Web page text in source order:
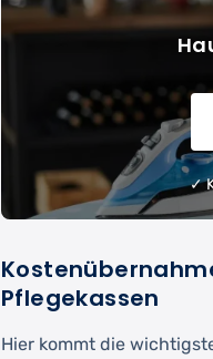
✓
Pflegekassen
Hier kommt die